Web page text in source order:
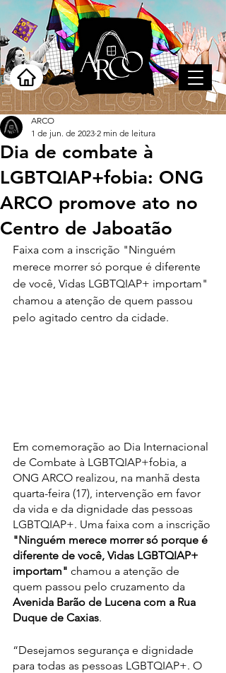
Dia de combate à
LGBTQIAP+fobia: ONG
ARCO promove ato no
Centro de Jaboatão
ARCO
1 de jun. de 2023 2 min de leitura
Faixa com a inscrição "Ninguém
merece morrer só porque é diferente
de você, Vidas LGBTQIAP+ importam"
chamou a atenção de quem passou
pelo agitado centro da cidade.
Em comemoração ao Dia Internacional
de Combate à LGBTQIAP+fobia, a
ONG ARCO realizou, na manhã desta
quarta-feira (17), intervenção em favor
da vida e da dignidade das pessoas
LGBTQIAP+. Uma faixa com a inscrição
"Ninguém merece morrer só porque é
diferente de você, Vidas LGBTQIAP+
importam" chamou a atenção de
quem passou pelo cruzamento da
Avenida Barão de Lucena com a Rua
Duque de Caxias.
“Desejamos segurança e dignidade
para todas as pessoas LGBTQIAP+. O